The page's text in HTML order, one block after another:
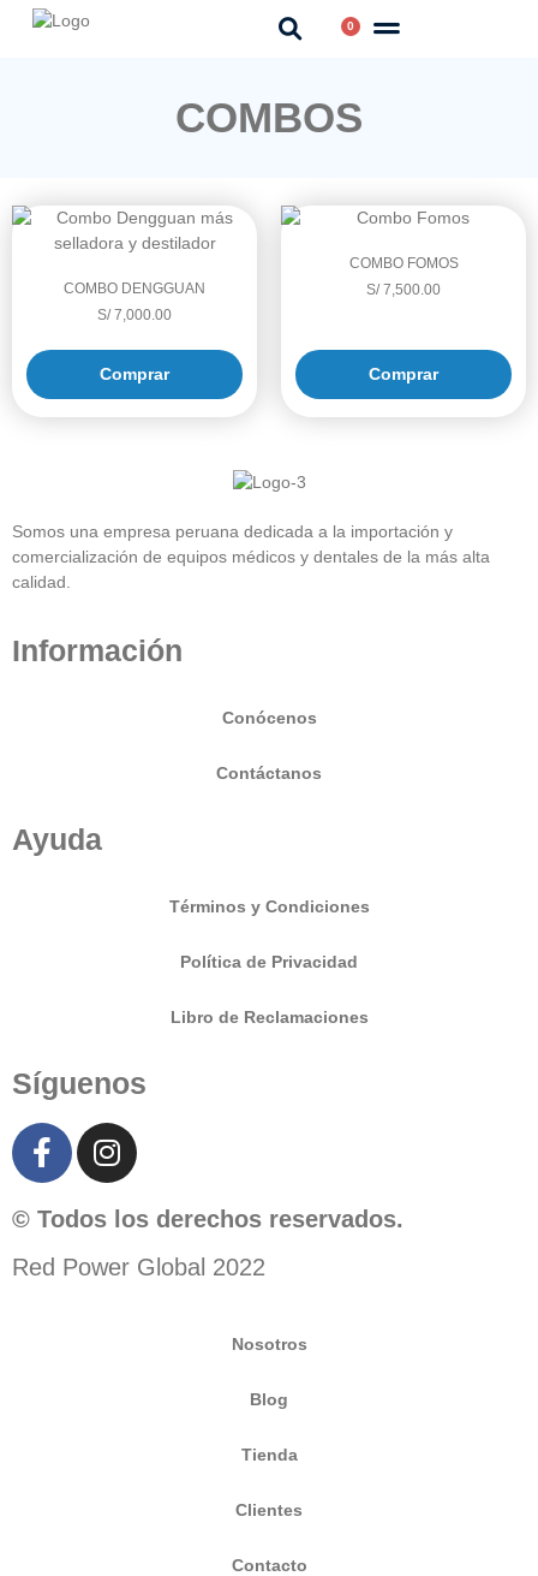
0
COMBOS
COMBO DENGGUAN
S/7,000.00
Comprar
COMBO FOMOS
S/7,500.00
Comprar
Somos una empresa peruana dedicada a la importación y
comercialización de equipos médicos y dentales de la más alta
calidad.
Información
Conócenos
Contáctanos
Ayuda
Términos y Condiciones
Política de Privacidad
Libro de Reclamaciones
Síguenos
© Todos los derechos reservados.
Red Power Global 2022
Nosotros
Blog
Tienda
Clientes
Contacto